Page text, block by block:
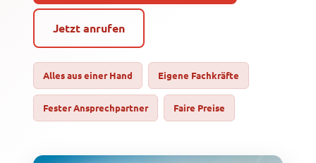
Jetzt anrufen
Alles aus einer Hand Eigene Fachkräfte
Fester Ansprechpartner Faire Preise